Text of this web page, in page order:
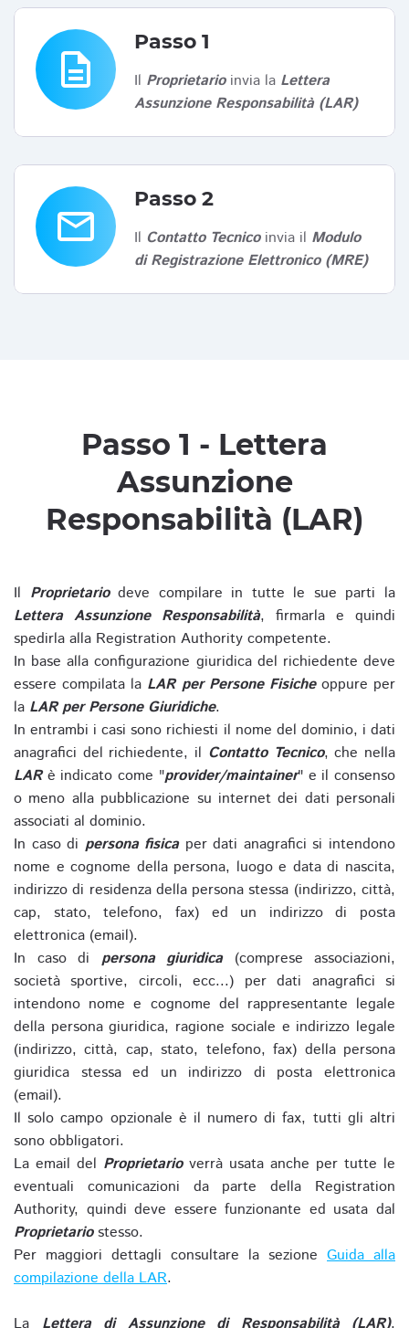
description
Passo 1
Il Proprietarioinvia la Lettera
Assunzione Responsabilità (LAR)
email
Passo 2
Il Contatto Tecnicoinvia il Modulo
di Registrazione Elettronico (MRE)
Passo 1 - Lettera
Assunzione
Responsabilità (LAR)
Il Proprietariodeve compilare in tutte le sue parti la
Lettera Assunzione Responsabilità, firmarla e quindi
spedirla alla Registration Authority competente.
In base alla configurazione giuridica del richiedente deve
essere compilata la LAR per Persone Fisicheoppure per
la LAR per Persone Giuridiche.
In entrambi i casi sono richiesti il nome del dominio, i dati
anagrafici del richiedente, il Contatto Tecnico, che nella
LARè indicato come "provider/maintainer" e il consenso
o meno alla pubblicazione su internet dei dati personali
associati al dominio.
In caso di persona fisicaper dati anagrafici si intendono
nome e cognome della persona, luogo e data di nascita,
indirizzo di residenza della persona stessa (indirizzo, città,
cap, stato, telefono, fax) ed un indirizzo di posta
elettronica (email).
In caso di persona giuridica(comprese associazioni,
società sportive, circoli, ecc...) per dati anagrafici si
intendono nome e cognome del rappresentante legale
della persona giuridica, ragione sociale e indirizzo legale
(indirizzo, città, cap, stato, telefono, fax) della persona
giuridica stessa ed un indirizzo di posta elettronica
(email).
Il solo campo opzionale è il numero di fax, tutti gli altri
sono obbligatori.
La email del Proprietarioverrà usata anche per tutte le
eventuali comunicazioni da parte della Registration
Authority, quindi deve essere funzionante ed usata dal
Proprietariostesso.
Per maggiori dettagli consultare la sezione Guida alla
compilazione della LAR.